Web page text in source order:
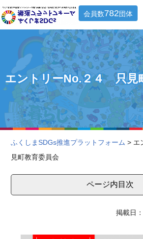
会員数782団体
エントリーNo.２４ 只見
ふくしまSDGs推進プラットフォーム > エ
見町教育委員会
ページ内目次
掲載日